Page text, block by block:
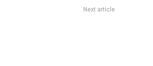
Next article